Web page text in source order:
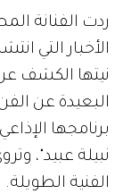
ردت الفنانة
الأخبار التي
نيتها الكشف
البعيدة عن
برنامجها
نبيلة عبيد"،
الفنية الطويلة.